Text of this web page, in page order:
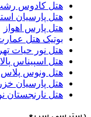
هتل کادوس
هتل پارسیان
هتل پارس اهواز
بوتیک هتل
هتل نور حیات
هتل اسپیناس
هتل ونوس پلاس
هتل پارسیان
هتل نارنجستان